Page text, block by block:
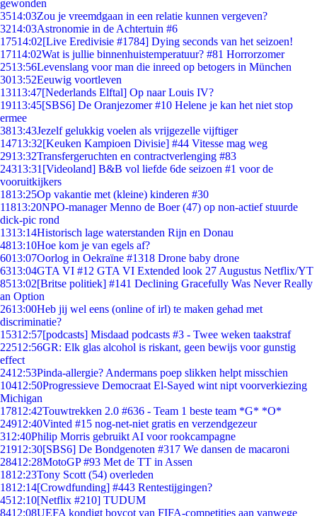
gewonden
3514:03Zou je vreemdgaan in een relatie kunnen vergeven?
3214:03Astronomie in de Achtertuin #6
17514:02[Live Eredivisie #1784] Dying seconds van het seizoen!
17114:02Wat is jullie binnenhuistemperatuur? #81 Horrorzomer
2513:56Levenslang voor man die inreed op betogers in München
3013:52Eeuwig voortleven
13113:47[Nederlands Elftal] Op naar Louis IV?
19113:45[SBS6] De Oranjezomer #10 Helene je kan het niet stop
ermee
3813:43Jezelf gelukkig voelen als vrijgezelle vijftiger
14713:32[Keuken Kampioen Divisie] #44 Vitesse mag weg
2913:32Transfergeruchten en contractverlenging #83
24313:31 [Videoland] B&B vol liefde 6de seizoen #1 voor de
vooruitkijkers
1813:25Op vakantie met (kleine) kinderen #30
11813:20NPO-manager Menno de Boer (47) op non-actief stuurde
dick-pic rond
1313:14Historisch lage waterstanden Rijn en Donau
4813:10Hoe kom je van egels af?
6013:07Oorlog in Oekraïne #1318 Drone baby drone
6313:04GTA VI #12 GTA VI Extended look 27 Augustus Netflix/YT
8513:02[Britse politiek] #141 Declining Gracefully Was Never Really
an Option
2613:00Heb jij wel eens (online of irl) te maken gehad met
discriminatie?
15312:57[podcasts] Misdaad podcasts #3 - Twee weken taakstraf
22512:56GR: Elk glas alcohol is riskant, geen bewijs voor gunstig
effect
2412:53Pinda-allergie? Andermans poep slikken helpt misschien
10412:50Progressieve Democraat El-Sayed wint nipt voorverkiezing
Michigan
17812:42Touwtrekken 2.0 #636 - Team 1 beste team *G* *O*
24912:40Vinted #15 nog-net-niet gratis en verzendgezeur
312:40Philip Morris gebruikt AI voor rookcampagne
21912:30[SBS6] De Bondgenoten #317 We dansen de macaroni
28412:28MotoGP #93 Met de TT in Assen
1812:23Tony Scott (54) overleden
1812:14[Crowdfunding] #443 Rentestijgingen?
4512:10[Netflix #210] TUDUM
8412:08UEFA kondigt boycot van FIFA-competities aan vanwege